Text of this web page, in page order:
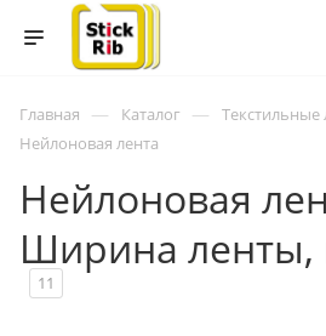
Главная — Каталог — Текстильные
Нейлоновая лента
Нейлоновая
Ширина ленты,
11